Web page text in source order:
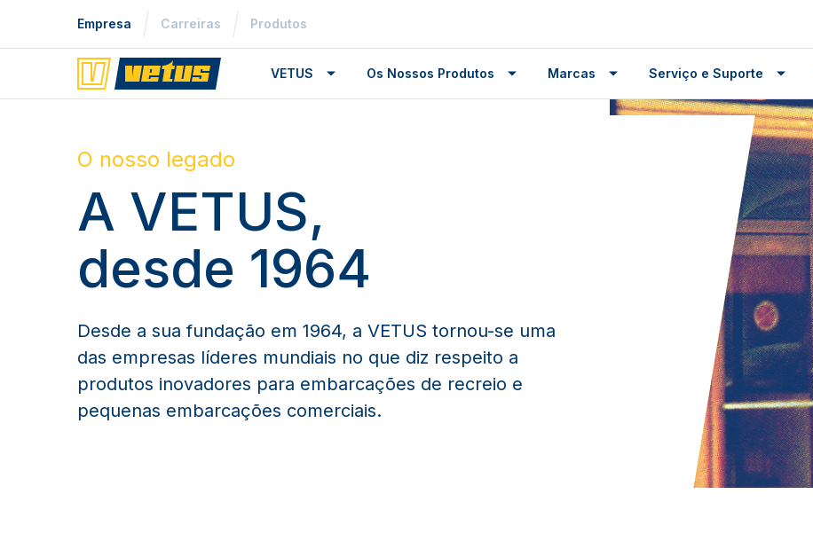
Empresa Carreiras Produtos
VETUS Os Nossos Produtos Marcas Serviço e Suporte
O nosso legado
A VETUS,
desde 1964
Desde a sua fundação em 1964, a VETUS tornou-se uma
das empresas líderes mundiais no que diz respeito a
produtos inovadores para embarcações de recreio e
pequenas embarcações comerciais.